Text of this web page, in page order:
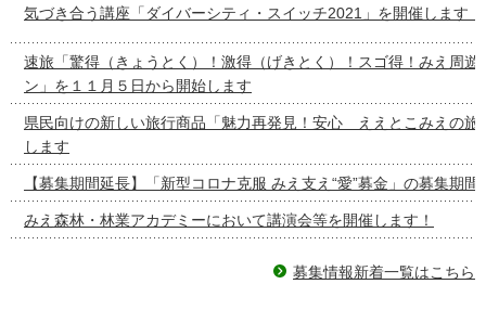
気づき合う講座「ダイバーシティ・スイッチ2021」を開催します！
速旅「驚得（きょうとく）！激得（げきとく）！スゴ得！みえ周遊
ン」を１１月５日から開始します
県民向けの新しい旅行商品「魅力再発見！安心 ええとこみえの旅
します
【募集期間延長】「新型コロナ克服 みえ支え“愛”募金」の募集期
みえ森林・林業アカデミーにおいて講演会等を開催します！
募集情報新着一覧はこちら